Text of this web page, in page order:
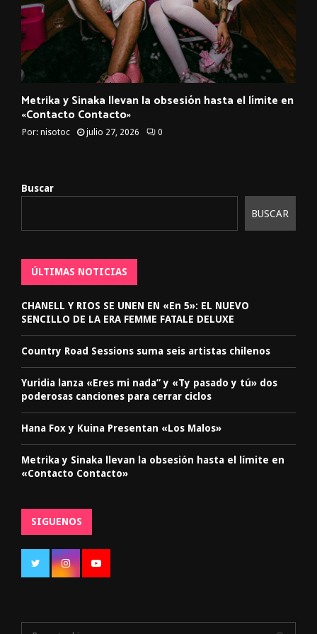
Metrika y Sinaka llevan la obsesión hasta el límite en
«Contacto Contacto»
Por: nisotoc julio 27, 2026 0
Buscar
BUSCAR
ÚLTIMAS NOTICIAS
CHANELL Y RIOS SE UNEN EN «En 5»: EL NUEVO
SENCILLO DE LA ERA FEMME FATALE DELUXE
Country Road Sessions suma seis artistas chilenos
Yuridia lanza «Eres mi nada” y «Ty pasado y tú» dos
poderosas canciones para cerrar ciclos
Hana Fox y Kuina Presentan «Los Malos»
Metrika y Sinaka llevan la obsesión hasta el límite en
«Contacto Contacto»
SIGUENOS